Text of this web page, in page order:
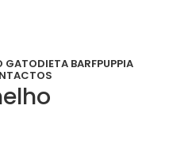
GATODIETA BARFPUPPIA